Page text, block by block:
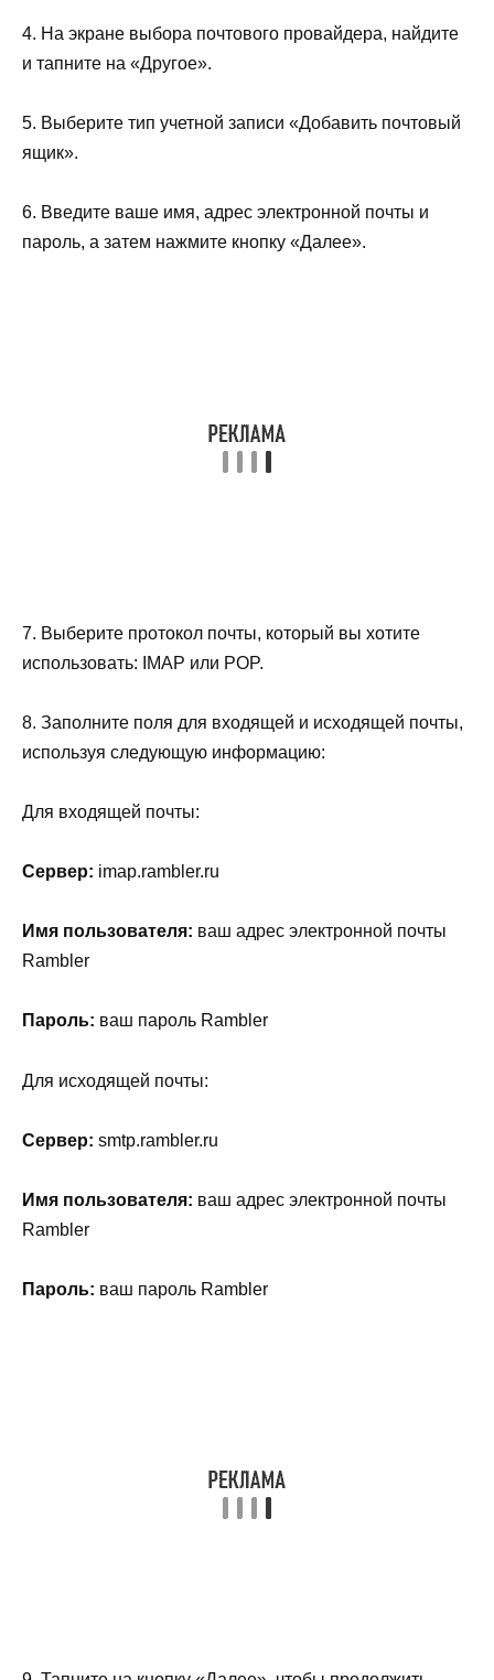
4. На экране выбора почтового провайдера, найдите
и тапните на «Другое».
5. Выберите тип учетной записи «Добавить почтовый
ящик».
6. Введите ваше имя, адрес электронной почты и
пароль, а затем нажмите кнопку «Далее».
7. Выберите протокол почты, который вы хотите
использовать: IMAP или POP.
8. Заполните поля для входящей и исходящей почты,
используя следующую информацию:
Для входящей почты:
Сервер: imap.rambler.ru
Имя пользователя: ваш адрес электронной почты
Rambler
Пароль: ваш пароль Rambler
Для исходящей почты:
Сервер: smtp.rambler.ru
Имя пользователя: ваш адрес электронной почты
Rambler
Пароль: ваш пароль Rambler